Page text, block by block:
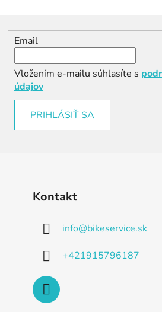
Email
Vložením e-mailu súhlasíte s
údajov
PRIHLÁSIŤ SA
Kontakt
info@bikeservice.sk
+421915796187